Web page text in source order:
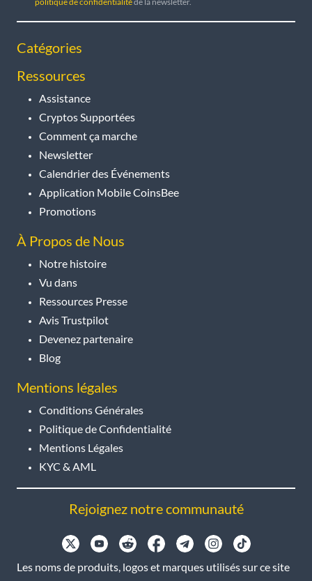
Catégories
Ressources
Assistance
Cryptos Supportées
Comment ça marche
Newsletter
Calendrier des Événements
Application Mobile CoinsBee
Promotions
À Propos de Nous
Notre histoire
Vu dans
Ressources Presse
Avis Trustpilot
Devenez partenaire
Blog
Mentions légales
Conditions Générales
Politique de Confidentialité
Mentions Légales
KYC & AML
Rejoignez notre communauté
Les noms de produits, logos et marques utilisés sur ce site